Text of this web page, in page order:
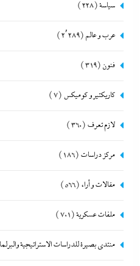
سياسة(228)
عرب و عالم (2٬289)
فنون (319)
كاريكتير و كوميكس (7)
لازم تعرف (360)
مركز دراسات (186)
مقالات و أراء (566)
ملفات عسكرية(701)
منتدى بصيرة للدراسات الاستراتيجية